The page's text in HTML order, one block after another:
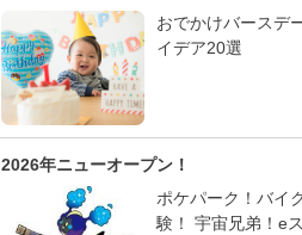
おでかけバースデ
イデア20選
2026年ニューオープン！
ポケパーク！バイ
験！ 宇宙兄弟！e